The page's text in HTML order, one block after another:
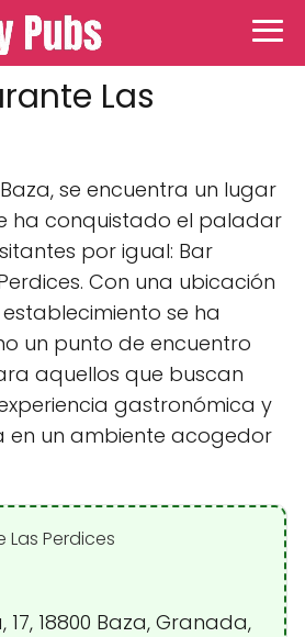
Las
se encuentra un lugar
ha conquistado el paladar
por igual: Bar
Con una ubicación
se ha
un punto de encuentro
aquellos que buscan
gastronómica y
en un ambiente acogedor
18800 Baza, Granada,